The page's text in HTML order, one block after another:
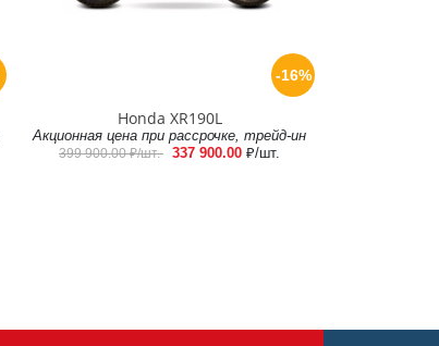
-16%
Honda XR190L
Акционная цена при рассрочке, трейд-ин
399 900.00₽/шт. 337 900.00 ₽/шт.